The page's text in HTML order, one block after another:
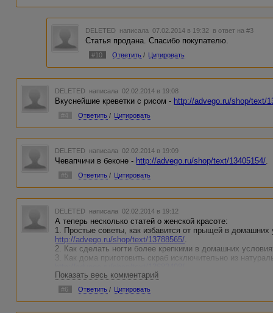
DELETED написала 07.02.2014 в 19:32 в ответ на #3
Статья продана. Спасибо покупателю.
#10 Ответить / Цитировать
DELETED написала 02.02.2014 в 19:08
Вкуснейшие креветки с рисом - http://advego.ru/shop/text/
#4 Ответить / Цитировать
DELETED написала 02.02.2014 в 19:09
Чевапчичи в беконе - http://advego.ru/shop/text/13405154/.
#5 Ответить / Цитировать
DELETED написала 02.02.2014 в 19:12
А теперь несколько статей о женской красоте:
1. Простые советы, как избавится от прыщей в домашних
http://advego.ru/shop/text/13788565/
2. Как сделать ногти более крепкими в домашних
3. Как дома приготовить скраб исключительно из
4. Как приготовить духи в домашних условиях?
http://advego.ru/shop/text/13548364/
Показать весь комментарий
#6 Ответить / Цитировать